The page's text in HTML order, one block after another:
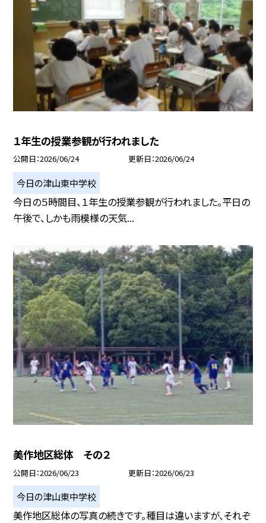
１年生の授業参観が行われました
公開日 2026/06/24 更新日 2026/06/24
今日の津山東中学校
今日の５時間目、１年生の授業参観が行われました。平日の
午後で、しかも雨模様の天気...
美作地区総体 その２
公開日 2026/06/23 更新日 2026/06/23
今日の津山東中学校
美作地区総体の写真の続きです。種目は違いますが、それぞ